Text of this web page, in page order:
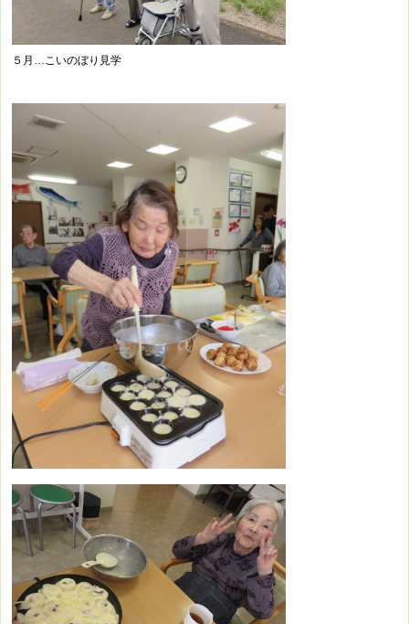
５月…こいのぼり見学